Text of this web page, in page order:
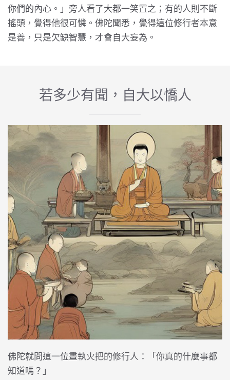
你們的內心。」旁人看了大都一笑置之；有的人則不斷
搖頭，覺得他很可憐。佛陀聞悉，覺得這位修行者本意
是善，只是欠缺智慧，才會自大妄為。
若多少有聞，自大以憍人
佛陀就問這一位晝執火把的修行人：「你真的什麼事都
知道嗎？」